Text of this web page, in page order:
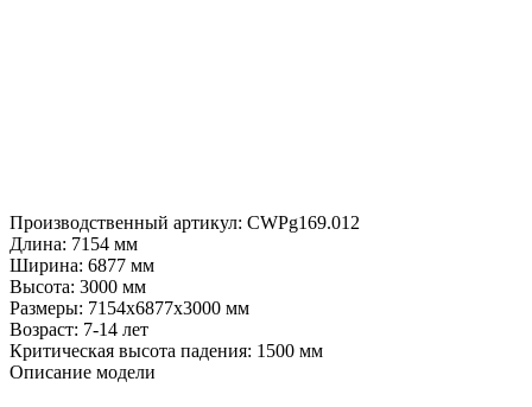
Производственный артикул: CWPg169.012
Длина: 7154 мм
Ширина: 6877 мм
Высота: 3000 мм
Размеры: 7154x6877x3000 мм
Возраст: 7-14 лет
Критическая высота падения: 1500 мм
Описание модели